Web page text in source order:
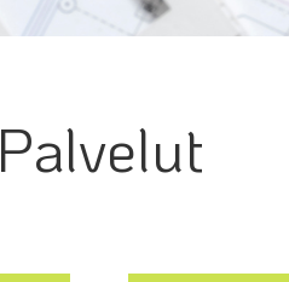
Palvelut